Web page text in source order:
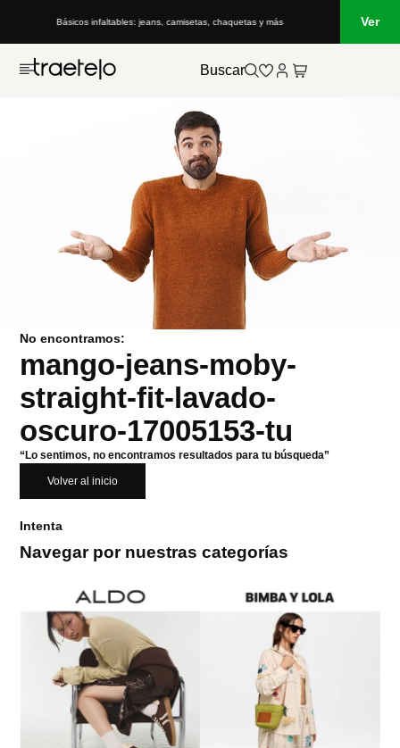
Básicos infaltables: jeans, camisetas, chaquetas y más Ver
Buscar
No encontramos:
mango-jeans-moby-
straight-fit-lavado-
oscuro-17005153-tu
“Lo sentimos, no encontramos resultados para tu búsqueda”
Volver al inicio
Intenta
Navegar por nuestras categorías